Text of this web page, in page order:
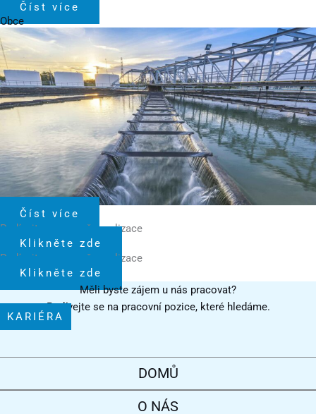
Číst více
Obce
Číst více
Podívejte se na naše realizace
Klikněte zde
Podívejte se na naše realizace
Klikněte zde
Měli byste zájem u nás pracovat?
Podívejte se na pracovní pozice, které hledáme.
KARIÉRA
DOMŮ
O NÁS